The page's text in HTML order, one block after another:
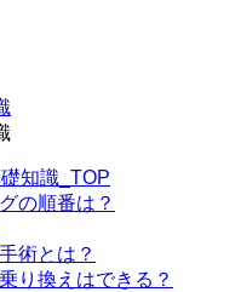
知識_TOP
の順番は？
術とは？
り換えはできる？